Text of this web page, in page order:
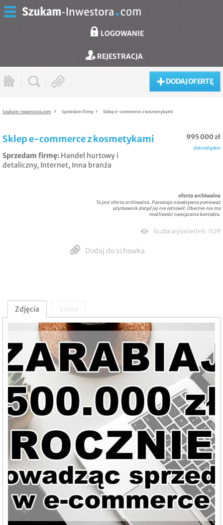
LOGOWANIE
REJESTRACJA
DODAJ OFERTĘ
Szukam-Inwestora.com Sprzedam firmę Sklep e-commerce z kosmetykami
Zdjęcia
Sklep e-commerce z kosmetykami
Sprzedam firmę: Handel hurtowy i
detaliczny, Internet, Inna branża
995 000 zł
dolnośląskie
oferta archiwalna
To jest oferta archiwalna. Pozostaje nieaktywna ponieważ
użytkownik dotąd jej nie odnowił. Obecnie nie ma
możliwości nawiązania kontaktu.
liczba wyświetleń: 1129
Dodaj do schowka